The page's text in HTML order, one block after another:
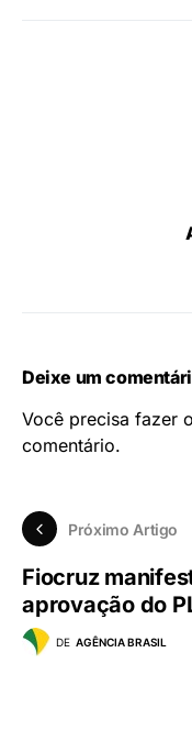
Deixe um
Você precisa fazer o
comentário.
Próximo Artigo
Fiocruz
aprovação do
DE AGÊNCIA BRASIL